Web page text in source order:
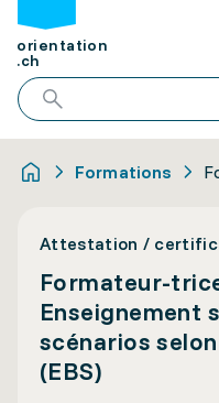
orientation
.ch
Formations
Attestation /
Formateur-
Enseignement
scénarios
(EBS)